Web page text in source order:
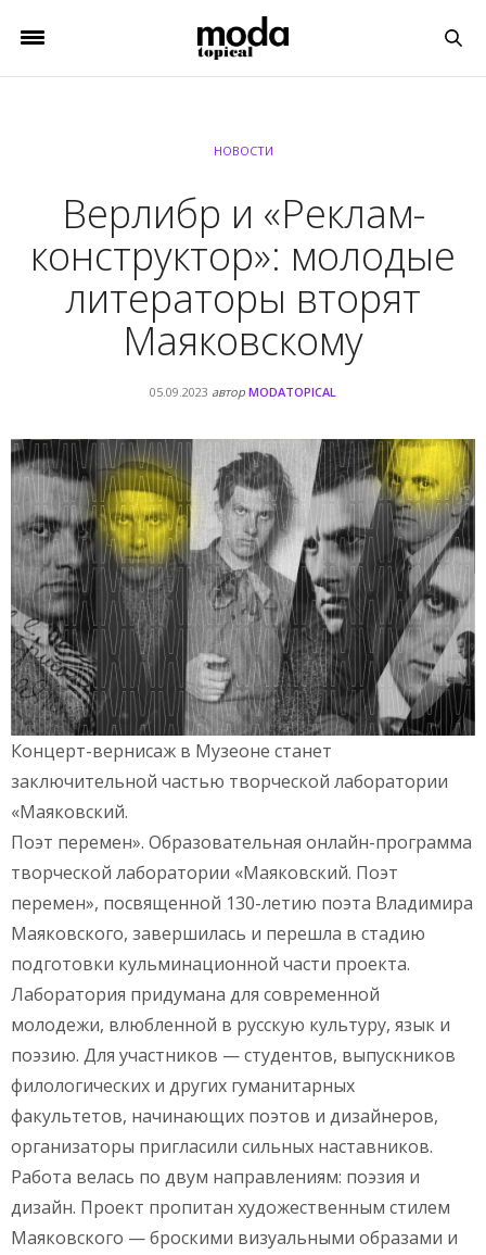
НОВОСТИ
Верлибр и «Реклам-
конструктор»: молодые
литераторы вторят
Маяковскому
05.09.2023 автор MODATOPICAL
Концерт-вернисаж в Музеоне станет
заключительной частью творческой лаборатории
«Маяковский.
Поэт перемен». Образовательная онлайн-программа
творческой лаборатории «Маяковский. Поэт
перемен», посвященной 130-летию поэта Владимира
Маяковского, завершилась и перешла в стадию
подготовки кульминационной части проекта.
Лаборатория придумана для современной
молодежи, влюбленной в русскую культуру, язык и
поэзию. Для участников — студентов, выпускников
филологических и других гуманитарных
факультетов, начинающих поэтов и дизайнеров,
организаторы пригласили сильных наставников.
Работа велась по двум направлениям: поэзия и
дизайн. Проект пропитан художественным стилем
Маяковского — броскими визуальными образами и